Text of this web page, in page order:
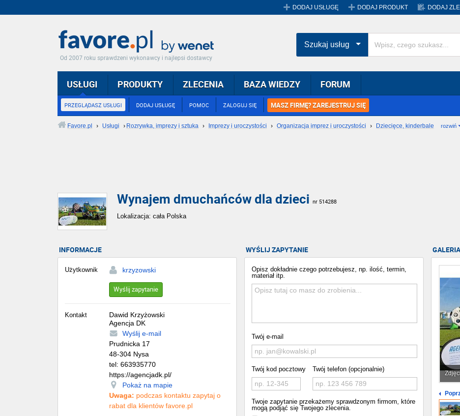
DODAJ USŁUGĘ DODAJ PRODUKT DODAJ
Od 2007 roku sprawdzeni wykonawcy i najlepsi dostawcy
USŁUGI
PRZEGLĄDASZ USŁUGI DODAJ USŁUGĘ POMOC ZALOGUJ SIĘ MASZ FIRMĘ? ZAREJESTRUJ SIĘ
PRODUKTY ZLECENIA BAZA WIEDZY FORUM
Szukaj usług
Favore.pl › Usługi › Rozrywka, imprezy i sztuka › Imprezy i uroczystości › Organizacja imprez i uroczystości › Dziecięce, kinderbale rozwiń
Wynajem dmuchańców dla dzieci nr 514288
Lokalizacja: cała Polska
GALERIA
WYŚLIJ ZAPYTANIE
Opisz dokładnie czego potrzebujesz, np. ilość, termin,
materiał itp.
Twój e-mail
Twój kod pocztowy Twój telefon (opcjonalnie)
Twoje zapytanie przekażemy sprawdzonym firmom, które
mogą podjąć się Twojego zlecenia.
INFORMACJE
Użytkownik krzyzowski
Wyślij zapytanie
Kontakt
Dawid Krzyżowski
Agencja DK
Wyślij e-mail
Prudnicka 17
48-304 Nysa
tel: 663935770
https://agencjadk.pl/
Pokaż na mapie
Uwaga: podczas kontaktu zapytaj o
rabat dla klientów favore.pl